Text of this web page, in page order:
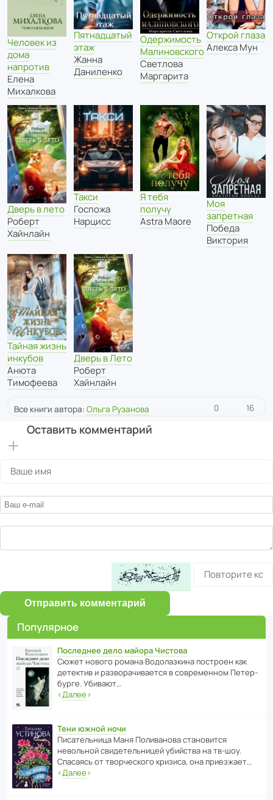
Человек из
дома
напротив
Елена
Михалкова
Пятнадцатый
этаж
Жанна
Даниленко
Одержимость
Малиновского
Светлова
Маргарита
Открой глаза
Алекса Мун
Дверь в лето
Роберт
Хайнлайн
Такси
Госпожа
Нарцисс
Я тебя
получу
Astra Maore
Моя
запретная
Победа
Виктория
Тайная жизнь
инкубов
Анюта
Тимофеева
Дверь в Лето
Роберт
Хайнлайн
Все книги автора: Ольга Рузанова 0 16
Оставить комментарий
Отправить комментарий
Популярное
Последнее дело майора Чистова
Сюжет нового романа Водо­ла­з­кина пост­роен как
дете­ктив и разво­ра­чи­ва­ется в совре­менном Пете­р­
бурге. Убивают…
‹Далее›
Тени южной ночи
Писа­тель­ница Маня Поли­ва­нова стано­вится
невольной свиде­тель­ницей убийства на тв-шоу.
Спасаясь от твор­че­с­кого кризиса, она приезжает…
‹Далее›